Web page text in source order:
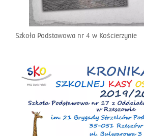
Szkoła Podstawowa nr 4 w Kościerzynie